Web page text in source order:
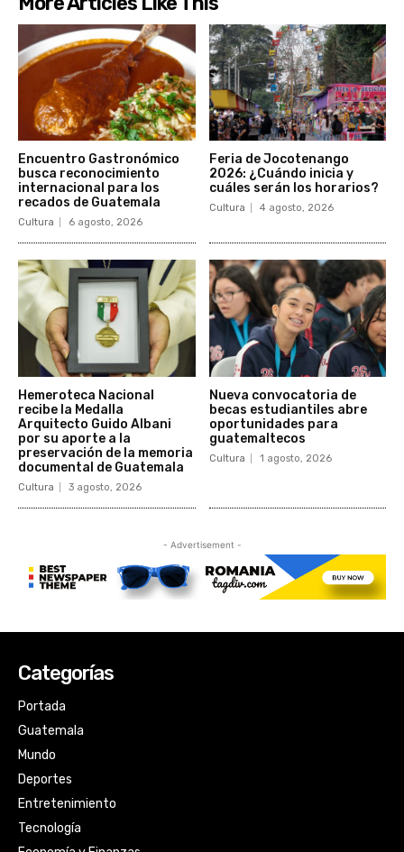
Categorías
Portada
Guatemala
Mundo
Deportes
Entretenimiento
Tecnología